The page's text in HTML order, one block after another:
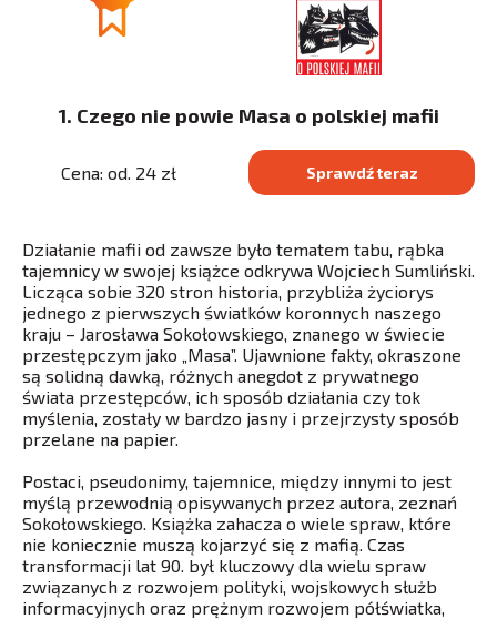
1. Czego nie powie Masa o polskiej mafii
Cena: od. 24 zł Sprawdź teraz
Działanie mafii od zawsze było tematem tabu, rąbka
tajemnicy w swojej książce odkrywa Wojciech Sumliński.
Licząca sobie 320 stron historia, przybliża życiorys
jednego z pierwszych światków koronnych naszego
kraju – Jarosława Sokołowskiego, znanego w świecie
przestępczym jako „Masa”. Ujawnione fakty, okraszone
są solidną dawką, różnych anegdot z prywatnego
świata przestępców, ich sposób działania czy tok
myślenia, zostały w bardzo jasny i przejrzysty sposób
przelane na papier.
Postaci, pseudonimy, tajemnice, między innymi to jest
myślą przewodnią opisywanych przez autora, zeznań
Sokołowskiego. Książka zahacza o wiele spraw, które
nie koniecznie muszą kojarzyć się z mafią. Czas
transformacji lat 90. był kluczowy dla wielu spraw
związanych z rozwojem polityki, wojskowych służb
informacyjnych oraz prężnym rozwojem półświatka,